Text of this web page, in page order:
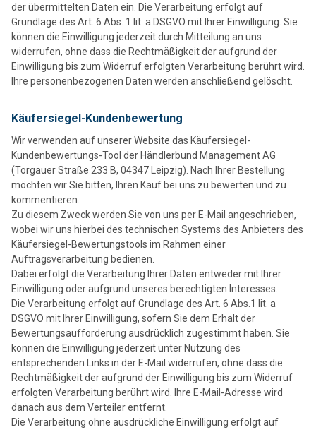
der übermittelten Daten ein. Die Verarbeitung erfolgt auf
Grundlage des Art. 6 Abs. 1 lit. a DSGVO mit Ihrer Einwilligung. Sie
können die Einwilligung jederzeit durch Mitteilung an uns
widerrufen, ohne dass die Rechtmäßigkeit der aufgrund der
Einwilligung bis zum Widerruf erfolgten Verarbeitung berührt wird.
Ihre personenbezogenen Daten werden anschließend gelöscht.
Käufersiegel-Kundenbewertung
Wir verwenden auf unserer Website das Käufersiegel-
Kundenbewertungs-Tool der Händlerbund Management AG
(Torgauer Straße 233 B, 04347 Leipzig). Nach Ihrer Bestellung
möchten wir Sie bitten, Ihren Kauf bei uns zu bewerten und zu
kommentieren.
Zu diesem Zweck werden Sie von uns per E-Mail angeschrieben,
wobei wir uns hierbei des technischen Systems des Anbieters des
Käufersiegel-Bewertungstools im Rahmen einer
Auftragsverarbeitung bedienen.
Dabei erfolgt die Verarbeitung Ihrer Daten entweder mit Ihrer
Einwilligung oder aufgrund unseres berechtigten Interesses.
Die Verarbeitung erfolgt auf Grundlage des Art. 6 Abs.1 lit. a
DSGVO mit Ihrer Einwilligung, sofern Sie dem Erhalt der
Bewertungsaufforderung ausdrücklich zugestimmt haben. Sie
können die Einwilligung jederzeit unter Nutzung des
entsprechenden Links in der E-Mail widerrufen, ohne dass die
Rechtmäßigkeit der aufgrund der Einwilligung bis zum Widerruf
erfolgten Verarbeitung berührt wird. Ihre E-Mail-Adresse wird
danach aus dem Verteiler entfernt.
Die Verarbeitung ohne ausdrückliche Einwilligung erfolgt auf